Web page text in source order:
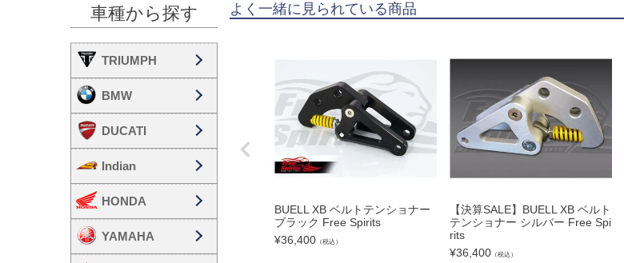
車種から探す
TRIUMPH
BMW
DUCATI
Indian
HONDA
YAMAHA
よく一緒に見られている商品
BUELL XB ベルトテンショナー
ブラック Free Spirits
¥36,400 （税込）
【決算SALE】BUELL XB ベルト
テンショナー シルバー Free Spi
rits
¥36,400 （税込）